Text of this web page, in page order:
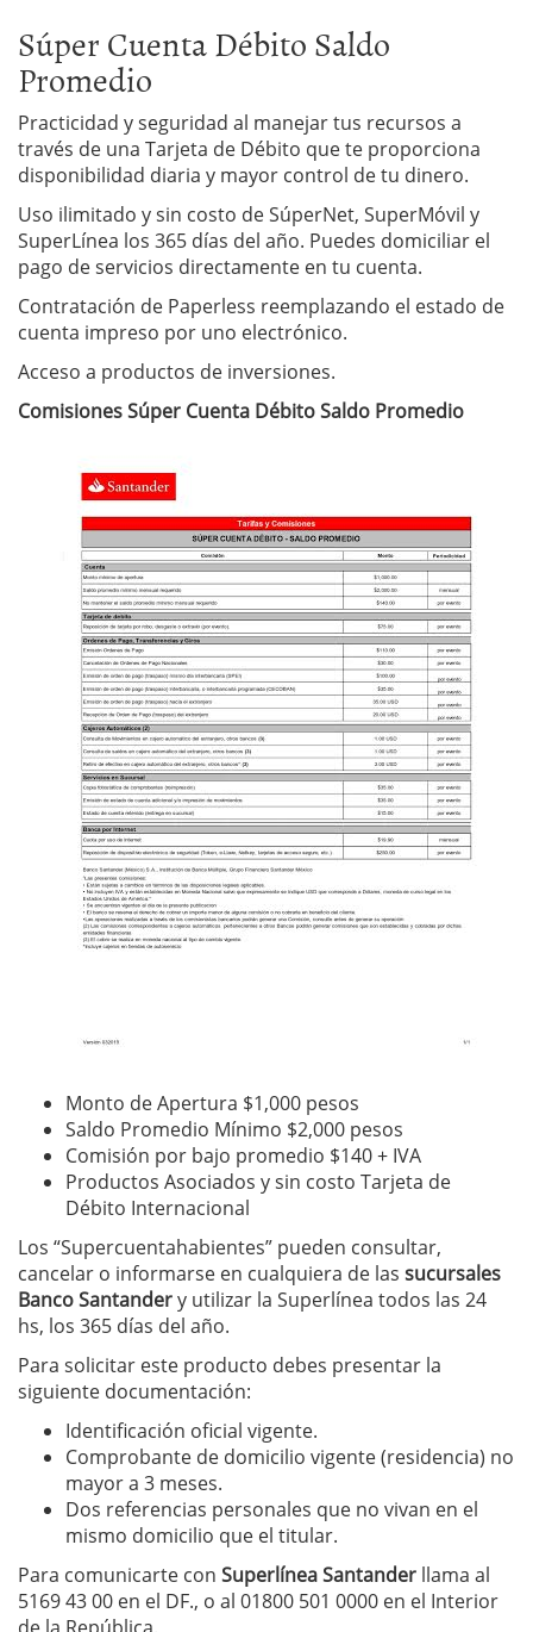
Súper Cuenta Débito Saldo
Promedio
Practicidad y seguridad al manejar tus recursos a
través de una Tarjeta de Débito que te proporciona
disponibilidad diaria y mayor control de tu dinero.
Uso ilimitado y sin costo de SúperNet, SuperMóvil y
SuperLínea los 365 días del año. Puedes domiciliar el
pago de servicios directamente en tu cuenta.
Contratación de Paperless reemplazando el estado de
cuenta impreso por uno electrónico.
Acceso a productos de inversiones.
Comisiones Súper Cuenta Débito Saldo Promedio
Monto de Apertura $1,000 pesos
Saldo Promedio Mínimo $2,000 pesos
Comisión por bajo promedio $140 + IVA
Productos Asociados y sin costo Tarjeta de
Débito Internacional
Los “Supercuentahabientes” pueden consultar,
cancelar o informarse en cualquiera de las sucursales
Banco Santandery utilizar la Superlínea todos las 24
hs, los 365 días del año.
Para solicitar este producto debes presentar la
siguiente documentación:
Identificación oficial vigente.
Comprobante de domicilio vigente (residencia) no
mayor a 3 meses.
Dos referencias personales que no vivan en el
mismo domicilio que el titular.
Para comunicarte con Superlínea Santander llama al
5169 43 00 en el DF., o al 01800 501 0000 en el Interior